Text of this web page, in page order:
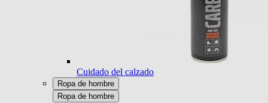
Cuidado del calzado
Ropa de hombre
Ropa de hombre